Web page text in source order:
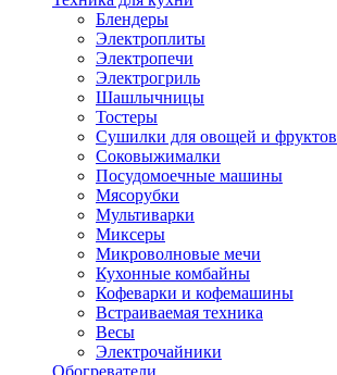
Блендеры
Электроплиты
Электропечи
Электрогриль
Шашлычницы
Тостеры
Сушилки для овощей и фруктов
Соковыжималки
Посудомоечные машины
Мясорубки
Мультиварки
Миксеры
Микроволновые мечи
Кухонные комбайны
Кофеварки и кофемашины
Встраиваемая техника
Весы
Электрочайники
Обогреватели